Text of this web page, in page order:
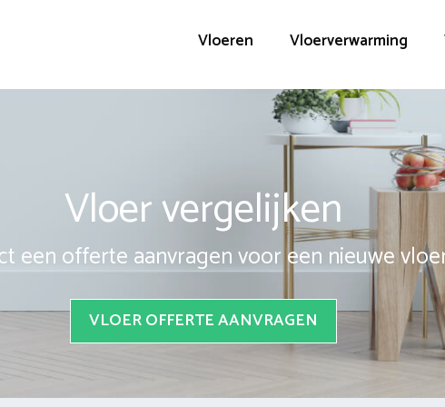
Vloeren Vloerverwarming
Vloer vergelijken
een offerte aanvragen voor een nieuwe
VLOER OFFERTE AANVRAGEN